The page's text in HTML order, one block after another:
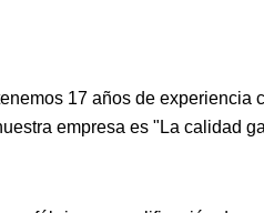
17 años de experiencia
empresa es "La calidad